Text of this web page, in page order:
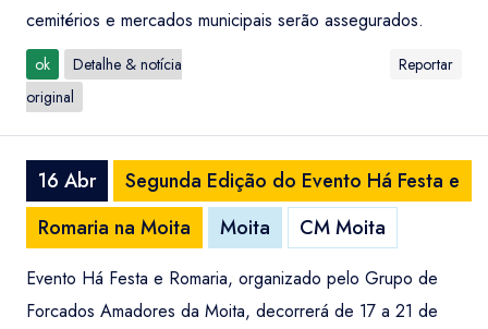
cemitérios e mercados municipais serão assegurados.
ok
Detalhe & notícia
original
Reportar
16 Abr
Segunda Edição do Evento Há Festa e
Romaria na Moita
Moita CM Moita
Evento Há Festa e Romaria, organizado pelo Grupo de
Forcados Amadores da Moita, decorrerá de 17 a 21 de